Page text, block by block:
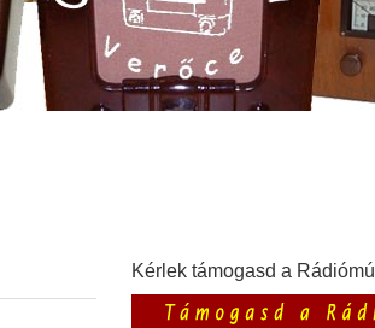
Kérlek támogasd a